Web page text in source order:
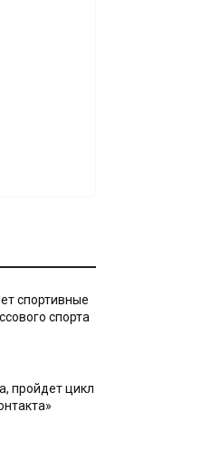
спортивные
спорта
пройдет цикл